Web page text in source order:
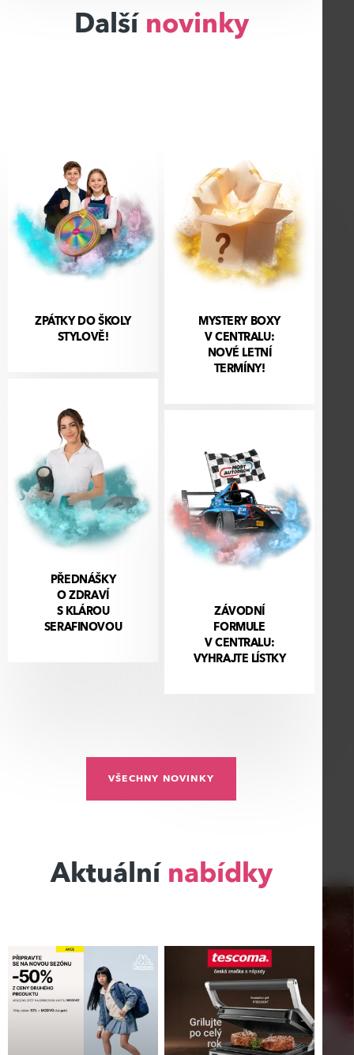
Dalšínovinky
ZPÁTKY DO ŠKOLY
STYLOVĚ!
MYSTERY BOXY
V CENTRALU:
NOVÉ LETNÍ
TERMÍNY!
PŘEDNÁŠKY
O ZDRAVÍ
S KLÁROU
SERAFINOVOU
ZÁVODNÍ
FORMULE
V CENTRALU:
VYHRAJTE LÍSTKY
VŠECHNY NOVINKY
Aktuální nabídky